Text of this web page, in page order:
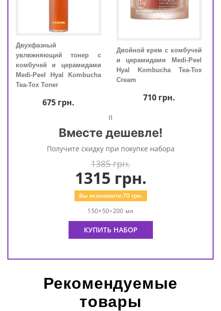
Двухфазный
увлвжняющий тонер с
комбучей и церамидами
Medi-Peel Hyal Kombucha
Tea-Tox Toner
675грн.
Двойной крем с комбучей
и церамидами Medi-Peel
Hyal Kombucha Tea-Tox
Cream
710грн.
=
Вместе дешевле!
Получите скидку при покупке набора
1385 грн.
1315 грн.
Вы экономите:70грн.
150+50=200 мл
КУПИТЬ НАБОР
Рекомендуемые
товары